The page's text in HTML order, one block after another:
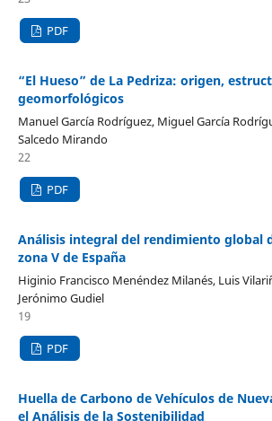
PDF
“El Hueso” de La Pedriza: origen,
geomorfológicos
Manuel García Rodríguez, Miguel García
Salcedo Mirando
22
PDF
Análisis integral del rendimiento global
zona V de España
Higinio Francisco Menéndez Milanés, Luis
Jerónimo Gudiel
19
PDF
Huella de Carbono de Vehículos de
el Análisis de la Sostenibilidad